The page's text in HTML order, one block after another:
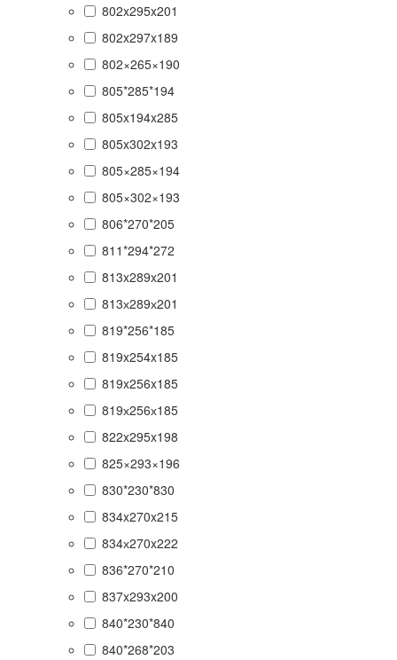
802x295x201
802x297x189
802×265×190
805*285*194
805x194x285
805x302x193
805×285×194
805×302×193
806*270*205
811*294*272
813x289x201
813х289х201
819*256*185
819x254x185
819x256x185
819х256х185
822x295x198
825×293×196
830*230*830
834x270x215
834х270x222
836*270*210
837x293x200
840*230*840
840*268*203